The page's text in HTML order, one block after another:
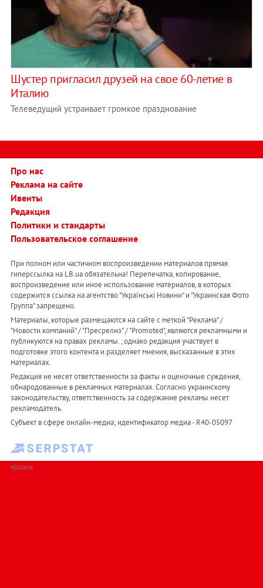
Шустер пригласил друзей на свое 60-летие в
Италию
Телеведущий устраивает громкое празднование
Про нас
Реклама на сайте
Ивенты
Редакция
Политики и стандарты
Пользовательское соглашение
При полном или частичном воспроизведении материалов прямая
гиперссылка на LB.ua обязательна! Перепечатка, копирование,
воспроизведение или иное использование материалов, в которых
содержится ссылка на агентство "Українськi Новини" и "Украинская Фото
Группа" запрещено.
Материалы, которые размещаются на сайте с меткой "Реклама" /
"Новости компаний" / "Пресрелиз" / "Promoted", являются рекламными и
публикуются на правах рекламы. , однако редакция участвует в
подготовке этого контента и разделяет мнения, высказанные в этих
материалах.
Редакция не несет ответственности за факты и оценочные суждения,
обнародованные в рекламных материалах. Согласно украинскому
законодательству, ответственность за содержание рекламы несет
рекламодатель.
Субъект в сфере онлайн-медиа; идентификатор медиа - R40-05097
РЕКЛАМА